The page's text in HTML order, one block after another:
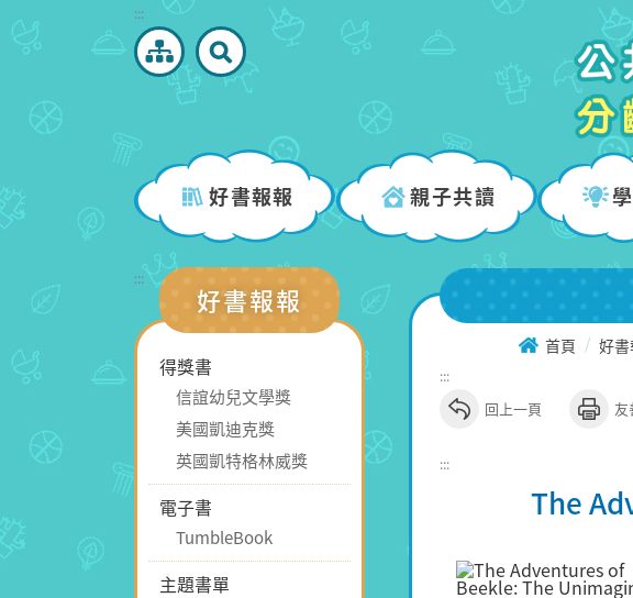
到
塊
:::
好書報報 親子共讀
:::
好書報報
得獎書
信誼幼兒文學獎
美國凱迪克獎
英國凱特格林威獎
電子書
TumbleBook
主題書單
首頁 好
:::
回上一頁 友
:::
The